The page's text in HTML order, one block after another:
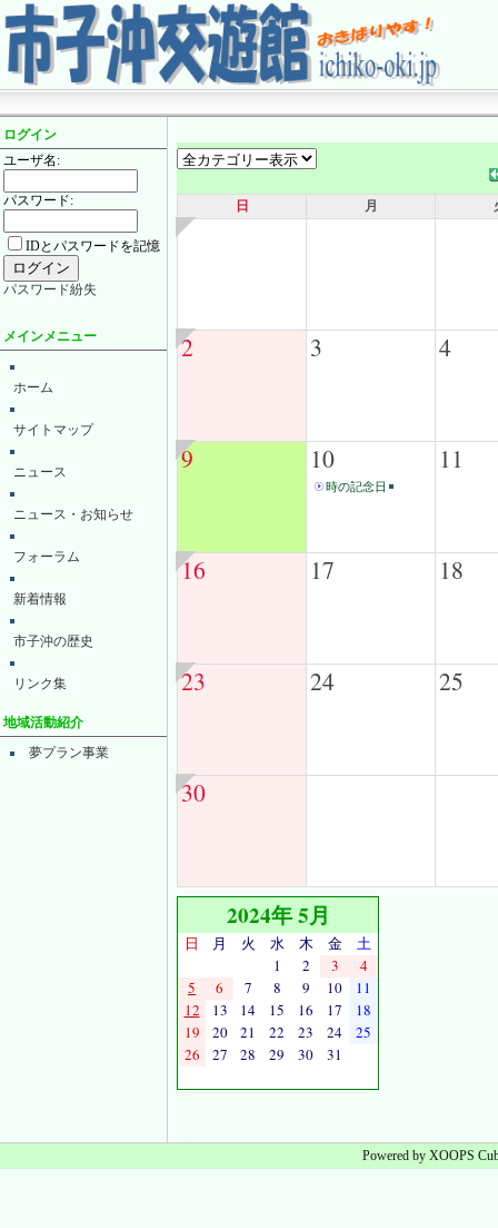
ログイン
ユーザ名:
パスワード:
IDとパスワードを記憶
パスワード紛失
メインメニュー
ホーム
サイトマップ
ニュース
ニュース・お知らせ
フォーラム
新着情報
市子沖の歴史
リンク集
地域活動紹介
夢プラン事業
日 月
2 3 4
9 10
時の記念日
11
16 17 18
23 24 25
30
2024年 5月
日 月 火 水 木 金
土
1
2 3
4
5
6 7 8 9 10
11
12
13 14 15 16 17
18
19
20 21 22 23 24
25
26
27 28 29 30 31
Powered by XOOPS